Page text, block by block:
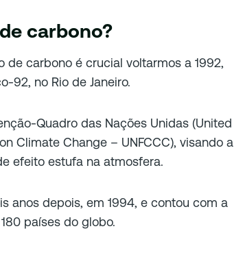
carbono?
de carbono é crucial voltarmos a 1992,
92, no Rio de Janeiro.
Quadro das Nações Unidas (United
Climate Change – UNFCCC), visando a
efeito estufa na atmosfera.
anos depois, em 1994, e contou com a
países do globo.